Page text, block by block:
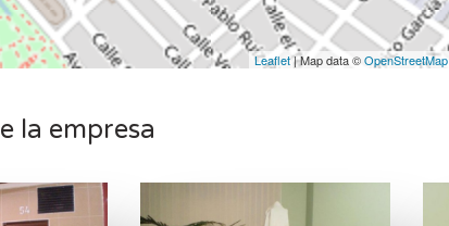
Leaflet| Map data ©OpenStreetMap
la empresa